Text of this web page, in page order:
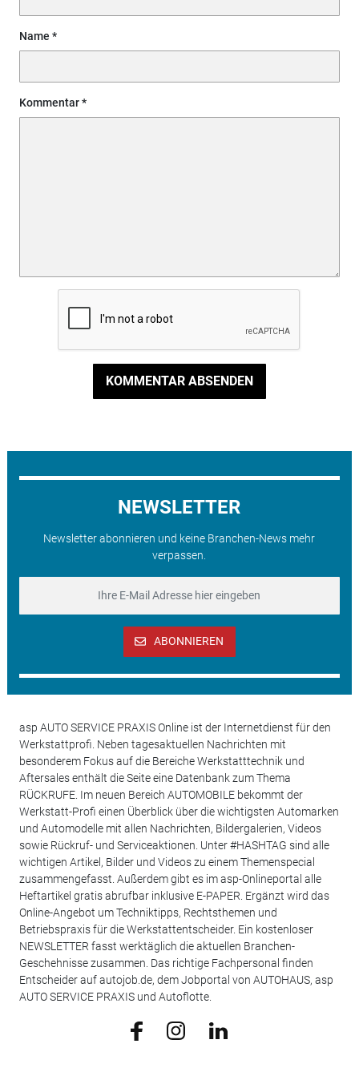
Name
Kommentar
KOMMENTAR ABSENDEN
NEWSLETTER
Newsletter abonnieren und keine Branchen-News mehr
verpassen.
ABONNIEREN
asp AUTO SERVICE PRAXIS Online ist der Internetdienst für den
Werkstattprofi. Neben tagesaktuellen Nachrichten mit
besonderem Fokus auf die Bereiche Werkstatttechnik und
Aftersales enthält die Seite eine Datenbank zum Thema
RÜCKRUFE. Im neuen Bereich AUTOMOBILE bekommt der
Werkstatt-Profi einen Überblick über die wichtigsten Automarken
und Automodelle mit allen Nachrichten, Bildergalerien, Videos
sowie Rückruf- und Serviceaktionen. Unter #HASHTAG sind alle
wichtigen Artikel, Bilder und Videos zu einem Themenspecial
zusammengefasst. Außerdem gibt es im asp-Onlineportal alle
Heftartikel gratis abrufbar inklusive E-PAPER. Ergänzt wird das
Online-Angebot um Techniktipps, Rechtsthemen und
Betriebspraxis für die Werkstattentscheider. Ein kostenloser
NEWSLETTER fasst werktäglich die aktuellen Branchen-
Geschehnisse zusammen. Das richtige Fachpersonal finden
Entscheider auf autojob.de, dem Jobportal von AUTOHAUS, asp
AUTO SERVICE PRAXIS und Autoflotte.